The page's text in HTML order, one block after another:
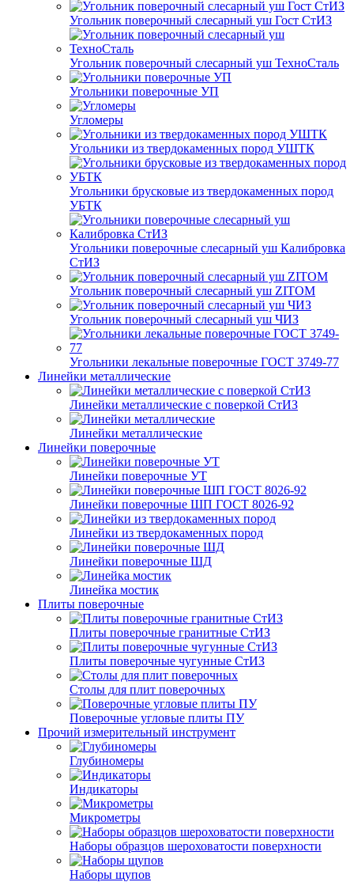
Угольник поверочный слесарный уш Гост СтИЗ
Угольник поверочный слесарный уш ТехноСталь
Угольники поверочные УП
Угломеры
Угольники из твердокаменных пород УШТК
Угольники брусковые из твердокаменных пород
УБТК
Угольники поверочные слесарный уш Калибровка
СтИЗ
Угольник поверочный слесарный уш ZITOM
Угольник поверочный слесарный уш ЧИЗ
Угольники лекальные поверочные ГОСТ 3749-77
Линейки металлические
Линейки металлические с поверкой СтИЗ
Линейки металлические
Линейки поверочные
Линейки поверочные УТ
Линейки поверочные ШП ГОСТ 8026-92
Линейки из твердокаменных пород
Линейки поверочные ШД
Линейка мостик
Плиты поверочные
Плиты поверочные гранитные СтИЗ
Плиты поверочные чугунные СтИЗ
Столы для плит поверочных
Поверочные угловые плиты ПУ
Прочий измерительный инструмент
Глубиномеры
Индикаторы
Микрометры
Наборы образцов шероховатости поверхности
Наборы щупов